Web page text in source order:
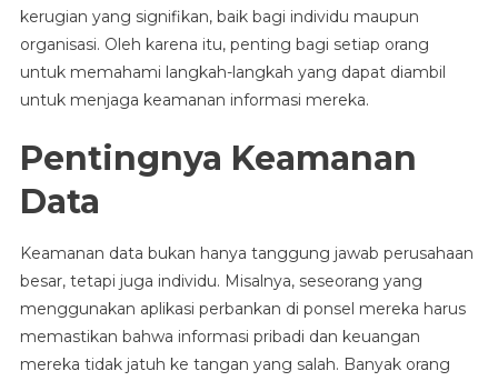
kerugian yang signifikan, baik bagi individu maupun
organisasi. Oleh karena itu, penting bagi setiap orang
untuk memahami langkah-langkah yang dapat diambil
untuk menjaga keamanan informasi mereka.
Pentingnya Keamanan
Data
Keamanan data bukan hanya tanggung jawab perusahaan
besar, tetapi juga individu. Misalnya, seseorang yang
menggunakan aplikasi perbankan di ponsel mereka harus
memastikan bahwa informasi pribadi dan keuangan
mereka tidak jatuh ke tangan yang salah. Banyak orang